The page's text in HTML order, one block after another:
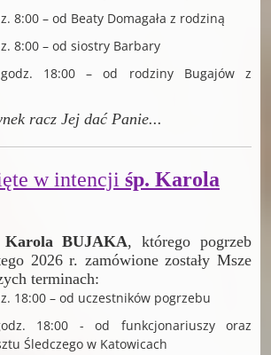
8:00 – od Beaty Domagała z rodziną
8:00 – od siostry Barbary
godz. 18:00 – od rodziny Bugajów z
racz Jej dać Panie...
w intencji śp. Karola
Karola BUJAKA, którego pogrzeb
2026 r. zamówione zostały Msze
terminach:
18:00 – od uczestników pogrzebu
18:00 - od funkcjonariuszy oraz
Śledczego w Katowicach